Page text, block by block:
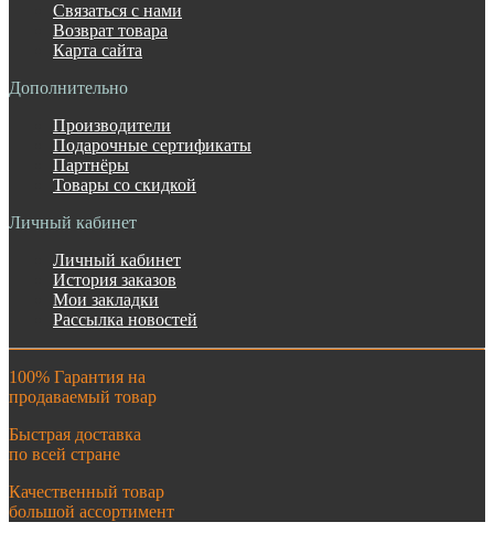
Связаться с нами
Возврат товара
Карта сайта
Дополнительно
Производители
Подарочные сертификаты
Партнёры
Товары со скидкой
Личный кабинет
Личный кабинет
История заказов
Мои закладки
Рассылка новостей
100% Гарантия на
продаваемый товар
Быстрая доставка
по всей стране
Качественный товар
большой ассортимент